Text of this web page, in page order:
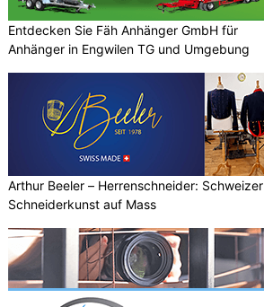
Entdecken Sie Fäh Anhänger GmbH für
Anhänger in Engwilen TG und Umgebung
Arthur Beeler – Herrenschneider: Schweizer
Schneiderkunst auf Mass